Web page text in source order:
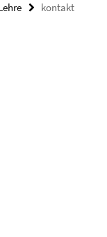
kontakt